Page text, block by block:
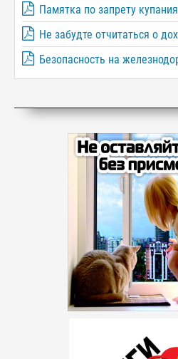
Памятка по запрету
Не забудте отчитаться о
Безопасность на